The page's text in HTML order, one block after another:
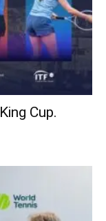
Cup.